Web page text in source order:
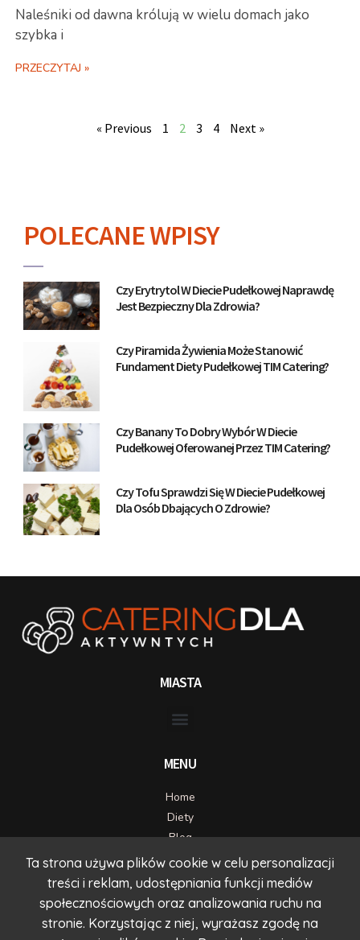
Naleśniki od dawna królują w wielu domach jako
szybka i
PRZECZYTAJ »
« Previous 1 2 3 4 Next »
POLECANE WPISY
Czy Erytrytol W Diecie Pudełkowej Naprawdę
Jest Bezpieczny Dla Zdrowia?
Czy Piramida Żywienia Może Stanowić
Fundament Diety Pudełkowej TIM Catering?
Czy Banany To Dobry Wybór W Diecie
Pudełkowej Oferowanej Przez TIM Catering?
Czy Tofu Sprawdzi Się W Diecie Pudełkowej
Dla Osób Dbających O Zdrowie?
MIASTA
MENU
Home
Diety
Blog
Kontakt
DANE KONTAKTOWE
kontakt@timcatering.com
Ta strona używa plików cookie w celu personalizacji
treści i reklam, udostępniania funkcji mediów
społecznościowych oraz analizowania ruchu na
stronie. Korzystając z niej, wyrażasz zgodę na